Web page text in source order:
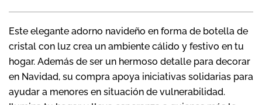
Este elegante adorno navideño en forma de botella de
cristal con luz crea un ambiente cálido y festivo en tu
hogar. Además de ser un hermoso detalle para decorar
en Navidad, su compra apoya iniciativas solidarias para
ayudar a menores en situación de vulnerabilidad.